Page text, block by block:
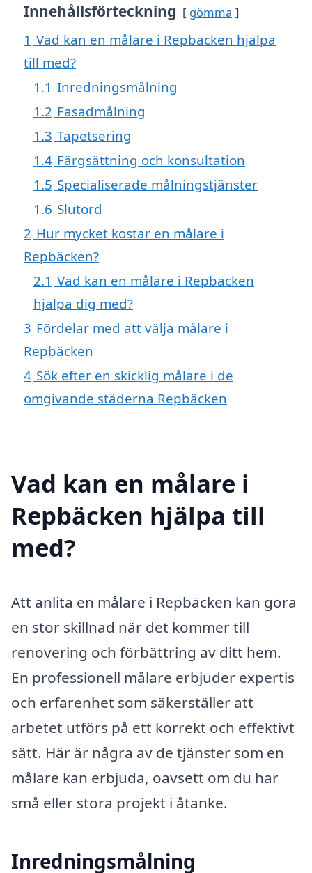
Innehållsförteckning gömma
1 Vad kan en målare i Repbäcken hjälpa
till med?
1.1 Inredningsmålning
1.2 Fasadmålning
1.3 Tapetsering
1.4 Färgsättning och konsultation
1.5 Specialiserade målningstjänster
1.6 Slutord
2 Hur mycket kostar en målare i
Repbäcken?
2.1 Vad kan en målare i Repbäcken
hjälpa dig med?
3 Fördelar med att välja målare i
Repbäcken
4 Sök efter en skicklig målare i de
omgivande städerna Repbäcken
Vad kan en målare i
Repbäcken hjälpa till
med?
Att anlita en målare i Repbäcken kan göra
en stor skillnad när det kommer till
renovering och förbättring av ditt hem.
En professionell målare erbjuder expertis
och erfarenhet som säkerställer att
arbetet utförs på ett korrekt och effektivt
sätt. Här är några av de tjänster som en
målare kan erbjuda, oavsett om du har
små eller stora projekt i åtanke.
Inredningsmålning